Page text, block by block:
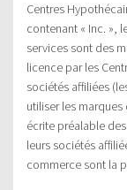
Centres
contenant « Inc. »,
services sont des
licence par les
sociétés affiliées
utiliser les
écrite préalable
leurs sociétés
commerce sont la